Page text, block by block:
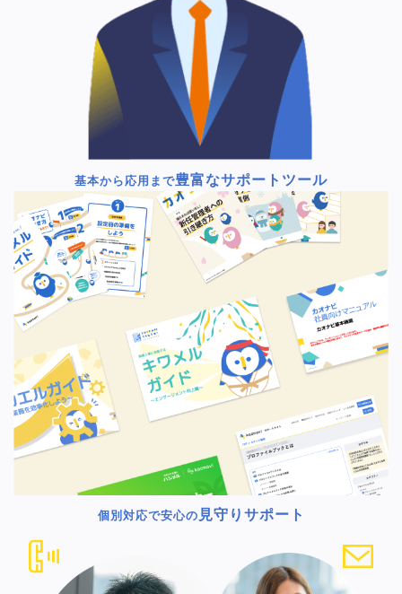
基本から応用まで豊富なサポートツール
個別対応で安心の 見守りサポート